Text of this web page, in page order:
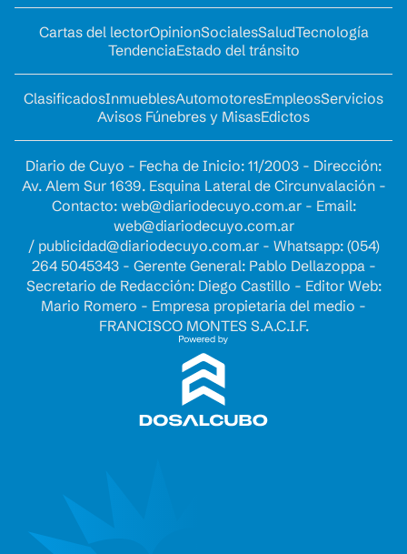
Cartas del lectorOpinionSocialesSaludTecnología
TendenciaEstado del tránsito
ClasificadosInmueblesAutomotoresEmpleosServicios
Avisos Fúnebres y MisasEdictos
Diario de Cuyo - Fecha de Inicio: 11/2003 - Dirección:
Av. Alem Sur 1639. Esquina Lateral de Circunvalación -
Contacto: web@diariodecuyo.com.ar- Email:
web@diariodecuyo.com.ar
/ publicidad@diariodecuyo.com.ar- Whatsapp: (054)
264 5045343 - Gerente General: Pablo Dellazoppa -
Secretario de Redacción: Diego Castillo - Editor Web:
Mario Romero - Empresa propietaria del medio -
FRANCISCO MONTES S.A.C.I.F.